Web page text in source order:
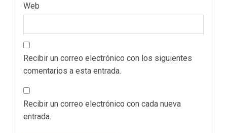
Web
Recibir un correo electrónico con los siguientes
comentarios a esta entrada.
Recibir un correo electrónico con cada nueva
entrada.
3
REGIONALES ÚLTIMA HORA
personas con la entrega de
lentes correctivos
La falta de agua pueden